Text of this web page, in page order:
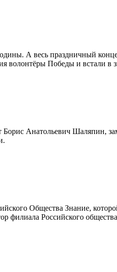
А весь праздничный
волонтёры Победы и встали в
Анатольевич Шаляпин,
Общества Знание,
филиала Российского